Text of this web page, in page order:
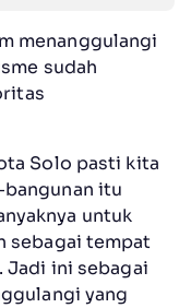
menanggulangi
sudah
Solo pasti kita
itu
untuk
sebagai tempat
Jadi ini sebagai
yang